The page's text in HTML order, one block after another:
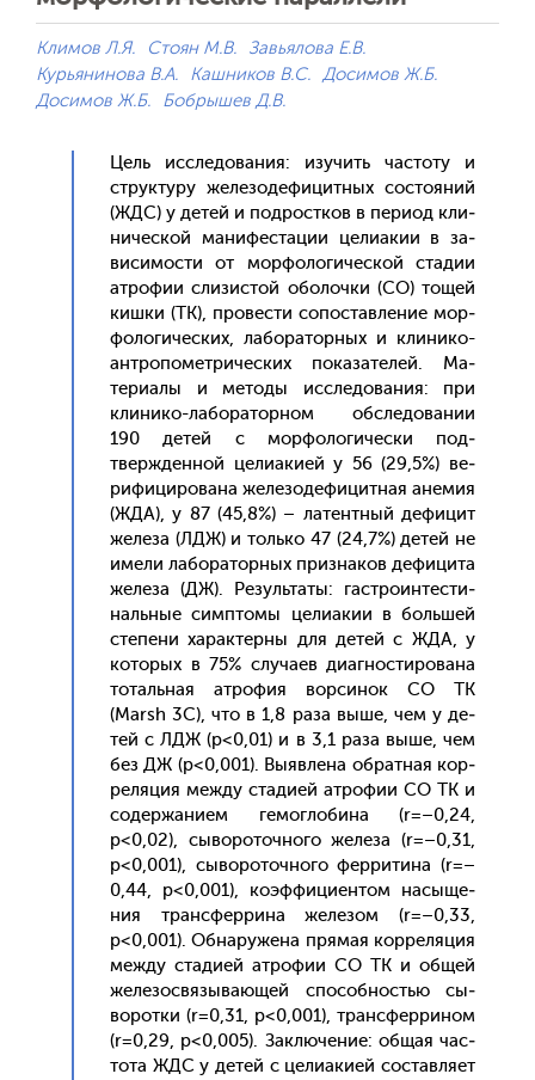
Климов Л.Я. Стоян М.В.
Завьялова Е.В.
Курьянинова В.А.
Кашников В.С. Досимов Ж.Б.
Досимов Ж.Б.
Бобрышев Д.В.
Цель ис­сле­дова­ния: изу­чить час­то­ту и
струк­ту­ру же­лезо­дефи­цит­ных сос­то­яний
(ЖДС) у де­тей и под­рос­тков в пе­ри­од кли­
ничес­кой ма­нифес­та­ции це­ли­акии в за­
виси­мос­ти от мор­фо­логи­чес­кой ста­дии
ат­ро­фии сли­зис­той обо­лоч­ки (СО) то­щей
киш­ки (ТК), про­вес­ти со­пос­тавле­ние мор­
фо­логи­чес­ких, ла­бора­тор­ных и кли­нико-
ан­тро­помет­ри­чес­ких по­каза­телей. Ма­
тери­алы и ме­тоды ис­сле­дова­ния: при
кли­нико-ла­бора­тор­ном об­сле­дова­нии
190 де­тей с мор­фо­логи­чес­ки под­
твержден­ной це­ли­аки­ей у 56 (29,5%) ве­
рифи­циро­вана же­лезо­дефи­цит­ная ане­мия
(ЖДА), у 87 (45,8%) – ла­тен­тный де­фицит
же­леза (ЛДЖ) и толь­ко 47 (24,7%) де­тей не
име­ли ла­бора­тор­ных приз­на­ков де­фици­та
же­леза (ДЖ). Ре­зуль­та­ты: гас­тро­ин­тести­
наль­ные сим­пто­мы це­ли­акии в боль­шей
сте­пени ха­рак­терны для де­тей с ЖДА, у
ко­торых в 75% слу­ча­ев ди­аг­ности­рова­на
то­таль­ная ат­ро­фия вор­си­нок СО ТК
(Marsh 3С), что в 1,8 ра­за вы­ше, чем у де­
тей с ЛДЖ (p<0,01) и в 3,1 ра­за вы­ше, чем
без ДЖ (p<0,001). Вы­яв­ле­на об­ратная кор­
ре­ляция меж­ду ста­ди­ей ат­ро­фии СО ТК и
со­дер­жа­ни­ем ге­мог­ло­бина (r=–0,24,
p<0,02), сы­воро­точ­но­го же­леза (r=–0,31,
p<0,001), сы­воро­точ­но­го фер­ри­тина (r=–
0,44, p<0,001), ко­эф­фи­ци­ен­том на­сыще­
ния тран­сфер­ри­на же­лезом (r=–0,33,
p<0,001). Об­на­руже­на пря­мая кор­ре­ляция
меж­ду ста­ди­ей ат­ро­фии СО ТК и об­щей
же­лезос­вя­зыва­ющей спо­соб­ностью сы­
ворот­ки (r=0,31, p<0,001), тран­сфер­ри­ном
(r=0,29, p<0,005). Зак­лю­чение: об­щая час­
то­та ЖДС у де­тей с це­ли­аки­ей сос­тавля­ет